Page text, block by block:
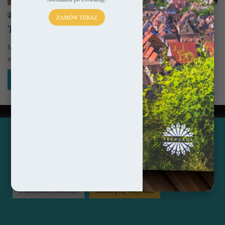
1 lipca 2021
Tajemnice gotyckich katedr: Budowa
Magiczny rok 1000 przyniósł żyjącym w strachu i niepewności ludziom
nadzieję na lepsze jutro. Bóg oszczędził ludzkość, chroniąc ją od…
© Copyright 2014 - 2026, All Rights Reserved by sekulada.com
PinterestInstagram
Ta strona korzysta z ciasteczek, aby świadczyć usługi na
najwyższym poziomie. Klikając opcję "Zaakceptuj wszystkie"
zgadzasz się na użycie wszystkich ciasteczek. Możesz również
przejść do "Ustawień Ciasteczek", aby zgodzić się tylko na
Czytaj więcej...
Ustawienia ciasteczek Zaakceptuj wszystkie
ZAMÓW TERAZ